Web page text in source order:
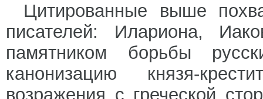
Цитированные выше
писателей: Илариона,
памятником борьбы
канонизацию князя-
возражения с греческой